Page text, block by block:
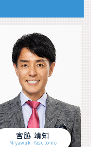
宮脇 靖知
Miyawaki Yasutomo